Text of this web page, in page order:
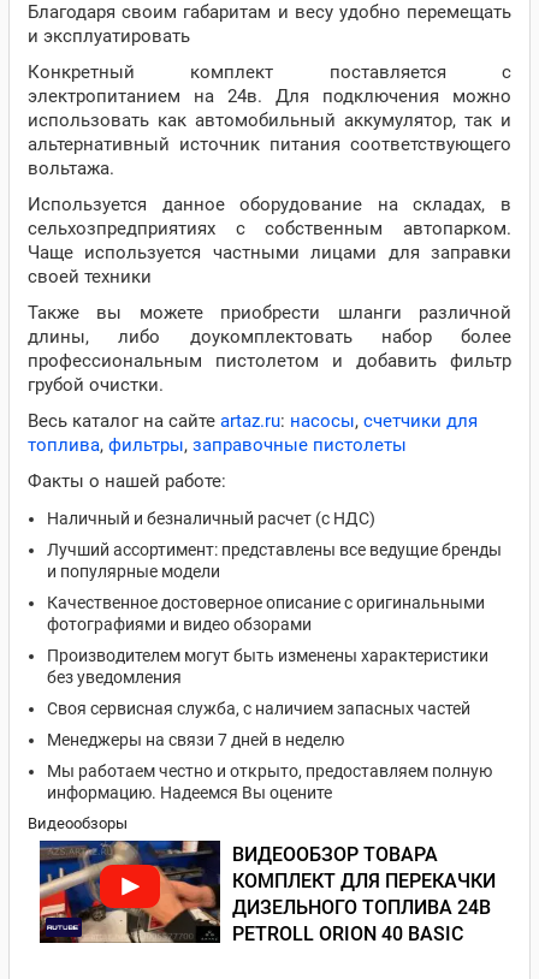
Благодаря своим габаритам и весу удобно перемещать
и эксплуатировать
Конкретный комплект поставляется с
электропитанием на 24в. Для подключения можно
использовать как автомобильный аккумулятор, так и
альтернативный источник питания соответствующего
вольтажа.
Используется данное оборудование на складах, в
сельхозпредприятиях с собственным автопарком.
Чаще используется частными лицами для заправки
своей техники
Также вы можете приобрести шланги различной
длины, либо доукомплектовать набор более
профессиональным пистолетом и добавить фильтр
грубой очистки.
Весь каталог на сайте artaz.ru: насосы, счетчики для
топлива, фильтры, заправочные пистолеты
Факты о нашей работе:
Наличный и безналичный расчет (с НДС)
Лучший ассортимент: представлены все ведущие бренды
и популярные модели
Качественное достоверное описание с оригинальными
фотографиями и видео обзорами
Производителем могут быть изменены характеристики
без уведомления
Своя сервисная служба, с наличием запасных частей
Менеджеры на связи 7 дней в неделю
Мы работаем честно и открыто, предоставляем полную
информацию. Надеемся Вы оцените
Видеообзоры
ВИДЕООБЗОР ТОВАРА
КОМПЛЕКТ ДЛЯ ПЕРЕКАЧКИ
ДИЗЕЛЬНОГО ТОПЛИВА 24В
PETROLL ORION 40 BASIC